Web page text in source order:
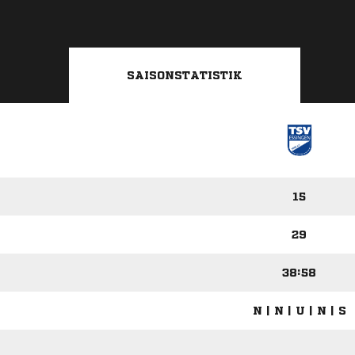
SAISONSTATISTIK
15
29
38:58
N | N | U | N | S